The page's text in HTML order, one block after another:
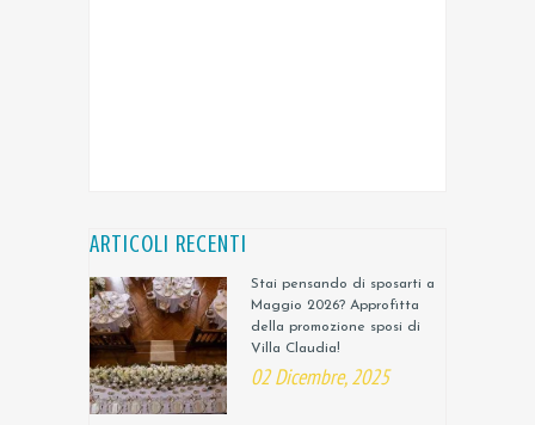
ARTICOLI RECENTI
Stai pensando di sposarti a
Maggio 2026? Approfitta
della promozione sposi di
Villa Claudia!
02 Dicembre, 2025